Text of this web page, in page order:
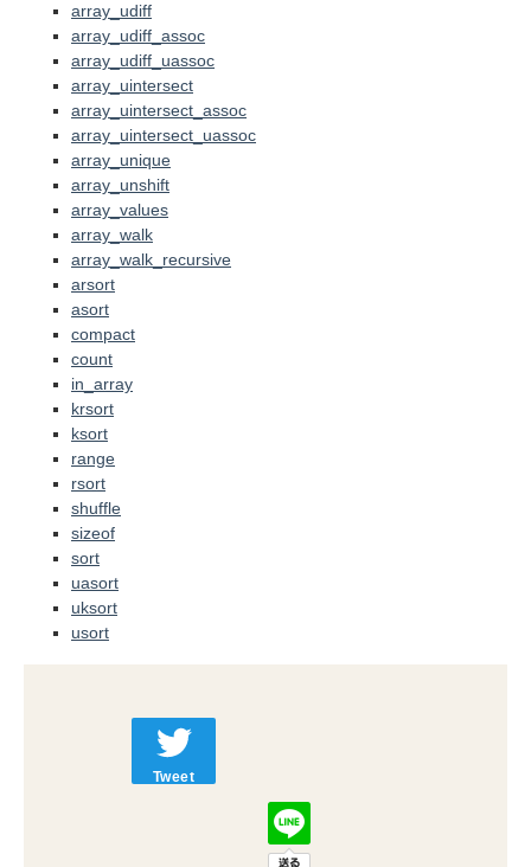
array_udiff
array_udiff_assoc
array_udiff_uassoc
array_uintersect
array_uintersect_assoc
array_uintersect_uassoc
array_unique
array_unshift
array_values
array_walk
array_walk_recursive
arsort
asort
compact
count
in_array
krsort
ksort
range
rsort
shuffle
sizeof
sort
uasort
uksort
usort
Tweet